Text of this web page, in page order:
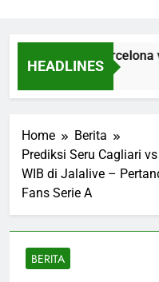
HEADLINES
Jalalive Barcelona vs
Home
Berita
Prediksi Seru Cagliari
WIB di Jalalive –
Fans Serie A
BERITA